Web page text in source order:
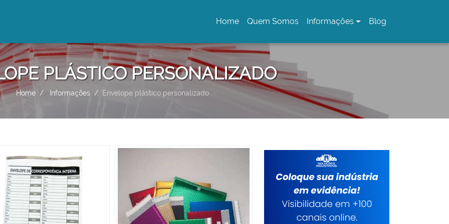
Home
(current)
Quem Somos Informações Blog
PLÁSTICO PERSONALIZADO
Home Informações Envelope plástico personalizado